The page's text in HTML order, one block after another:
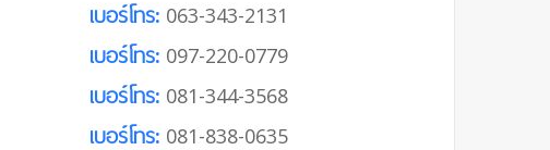
เบอร์โทร: 063-343-2131
เบอร์โทร: 097-220-0779
เบอร์โทร: 081-344-3568
เบอร์โทร: 081-838-0635